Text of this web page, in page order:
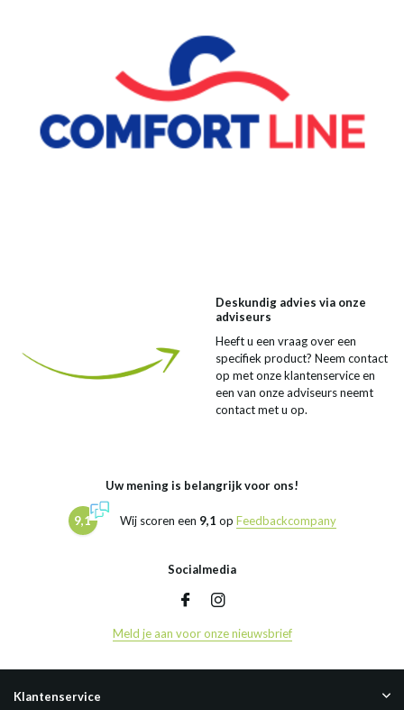
Deskundig advies via onze
adviseurs
Heeft u een vraag over een
specifiek product? Neem contact
op met onze klantenservice en
een van onze adviseurs neemt
contact met u op.
Uw mening is belangrijk voor ons!
9,1 Wij scoren een 9,1 op Feedbackcompany
Socialmedia
Meld je aan voor onze nieuwsbrief
Klantenservice